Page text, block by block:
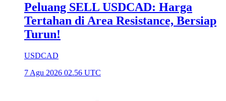
Peluang SELL USDCAD: Harga
Tertahan di Area Resistance, Bersiap
Turun!
USDCAD
7 Agu 2026 02.56 UTC